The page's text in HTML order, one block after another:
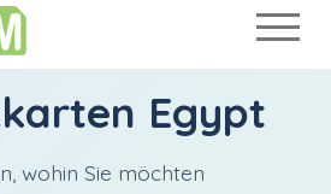
Egypt
wohin Sie möchten